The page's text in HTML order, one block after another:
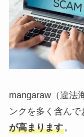
mangaraw（違法
ンクを多く含んで
が高まります。